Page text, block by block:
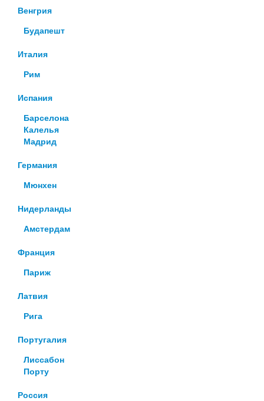
Венгрия
Будапешт
Италия
Рим
Испания
Барселона
Калелья
Мадрид
Германия
Мюнхен
Нидерланды
Амстердам
Франция
Париж
Латвия
Рига
Португалия
Лиссабон
Порту
Россия